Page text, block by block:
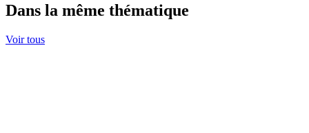
Dans la même thématique
Voir tous